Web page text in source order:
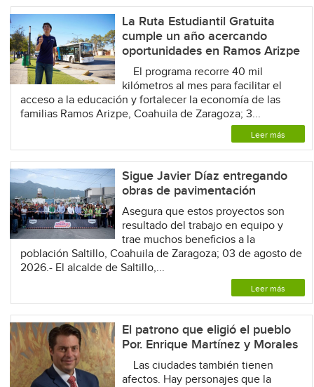
La Ruta Estudiantil Gratuita
cumple un año acercando
oportunidades en Ramos Arizpe
El programa recorre 40 mil
kilómetros al mes para facilitar el
acceso a la educación y fortalecer la economía de las
familias Ramos Arizpe, Coahuila de Zaragoza; 3...
Leer más
Sigue Javier Díaz entregando
obras de pavimentación
Asegura que estos proyectos son
resultado del trabajo en equipo y
trae muchos beneficios a la
población Saltillo, Coahuila de Zaragoza; 03 de agosto de
2026.- El alcalde de Saltillo,...
Leer más
El patrono que eligió el pueblo
Por. Enrique Martínez y Morales
Las ciudades también tienen
afectos. Hay personajes que la